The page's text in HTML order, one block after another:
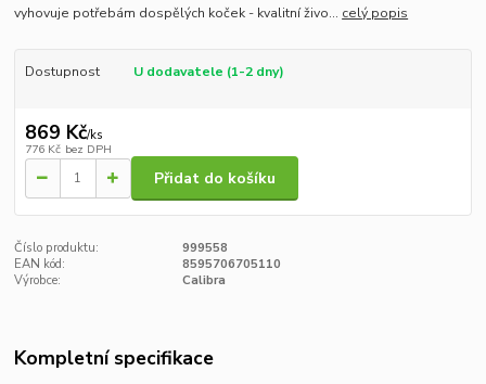
vyhovuje potřebám dospělých koček - kvalitní živo... celý popis
Dostupnost U dodavatele (1-2 dny)
869 Kč/ks
776 Kč bez DPH
Přidat do košíku
Číslo produktu:
999558
EAN kód:
8595706705110
Výrobce:
Calibra
Kompletní specifikace